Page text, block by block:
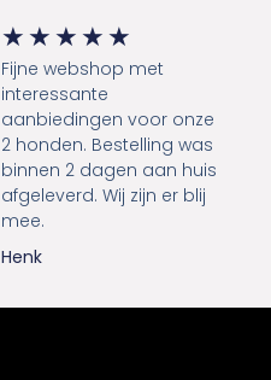
★ ★ ★ ★ ★
Fijne webshop met
interessante
aanbiedingen voor onze
2 honden. Bestelling was
binnen 2 dagen aan huis
afgeleverd. Wij zijn er blij
mee.
Henk